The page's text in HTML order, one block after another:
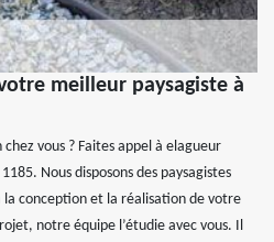
meilleur paysagiste à
vous ? Faites appel à elagueur
Nous disposons des paysagistes
la conception et la réalisation de votre
notre équipe l’étudie avec vous. Il